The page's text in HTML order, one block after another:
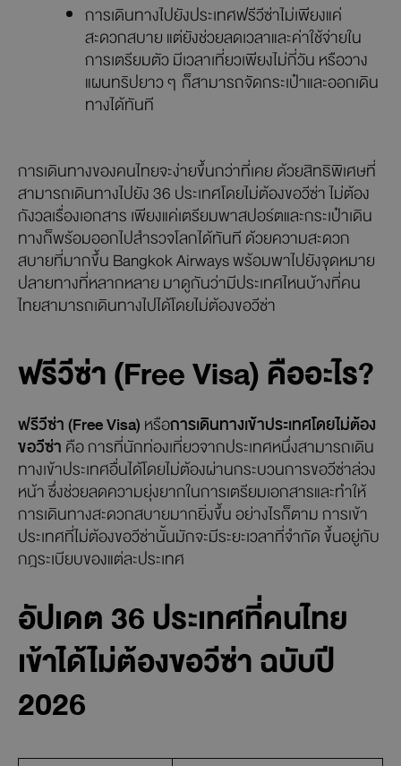
การเดินทางไปยังประเทศฟรีวีซ่าไม่เพียงแค่
สะดวกสบาย แต่ยังช่วยลดเวลาและค่าใช้จ่ายใน
การเตรียมตัว มีเวลาเที่ยวเพียงไม่กี่วัน หรือวาง
แผนทริปยาว ๆ ก็สามารถจัดกระเป๋าและออกเดิน
ทางได้ทันที
การเดินทางของคนไทยจะง่ายขึ้นกว่าที่เคย ด้วยสิทธิพิเศษที่
สามารถเดินทางไปยัง 36 ประเทศโดยไม่ต้องขอวีซ่า ไม่ต้อง
กังวลเรื่องเอกสาร เพียงแค่เตรียมพาสปอร์ตและกระเป๋าเดิน
ทางก็พร้อมออกไปสำรวจโลกได้ทันที ด้วยความสะดวก
สบายที่มากขึ้น Bangkok Airways พร้อมพาไปยังจุดหมาย
ปลายทางที่หลากหลาย มาดูกันว่ามีประเทศไหนบ้างที่คน
ไทยสามารถเดินทางไปได้โดยไม่ต้องขอวีซ่า
ฟรีวีซ่า (Free Visa) คืออะไร?
ฟรีวีซ่า (Free Visa) หรือการเดินทางเข้าประเทศโดยไม่ต้อง
ขอวีซ่า คือ การที่นักท่องเที่ยวจากประเทศหนึ่งสามารถเดิน
ทางเข้าประเทศอื่นได้โดยไม่ต้องผ่านกระบวนการขอวีซ่าล่วง
หน้า ซึ่งช่วยลดความยุ่งยากในการเตรียมเอกสารและทำให้
การเดินทางสะดวกสบายมากยิ่งขึ้น อย่างไรก็ตาม การเข้า
ประเทศที่ไม่ต้องขอวีซ่านั้นมักจะมีระยะเวลาที่จำกัด ขึ้นอยู่กับ
กฎระเบียบของแต่ละประเทศ
อัปเดต 36 ประเทศที่คนไทย
เข้าได้ไม่ต้องขอวีซ่า ฉบับปี
2026